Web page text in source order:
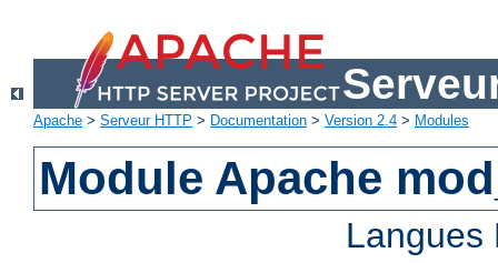
Apache > Serveur HTTP > Documentation > Version 2.4 > Modules
Module Apache